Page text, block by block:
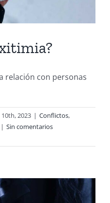
relación con personas
2023 | Conflictos,
| Sin comentarios